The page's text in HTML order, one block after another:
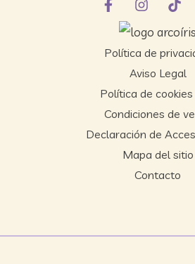
Política de
Aviso Legal
Política de cookies
Condiciones de
Declaración de
Mapa del sitio
Contacto